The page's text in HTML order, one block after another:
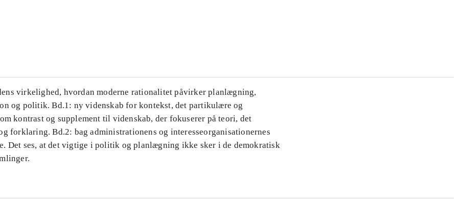
virkelighed, hvordan moderne rationalitet påvirker planlægning,
og politik. Bd.1: ny videnskab for kontekst, det partikulære og
kontrast og supplement til videnskab, der fokuserer på teori, det
forklaring. Bd.2: bag administrationens og interesseorganisationernes
Det ses, at det vigtige i politik og planlægning ikke sker i de demokratisk